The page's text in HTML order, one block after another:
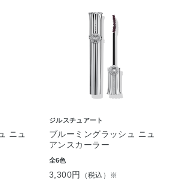
ニュ
ジルスチュアート
ブルーミングラッシュ ニュ
アンスカーラー
全6色
3,300円 （税込）※